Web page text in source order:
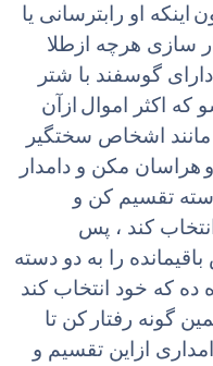
اینکه او رابترسانی یا
سازی هرچه ازطلا
گوسفند با شتر
که اکثر اموال ازآن
اشخاص سختگیر
هراسان مکن و دامدار
تقسیم کن و
کند ، پس
را به دو دسته
که خود انتخاب کند
گونه رفتار کن تا
ازاین تقسیم و